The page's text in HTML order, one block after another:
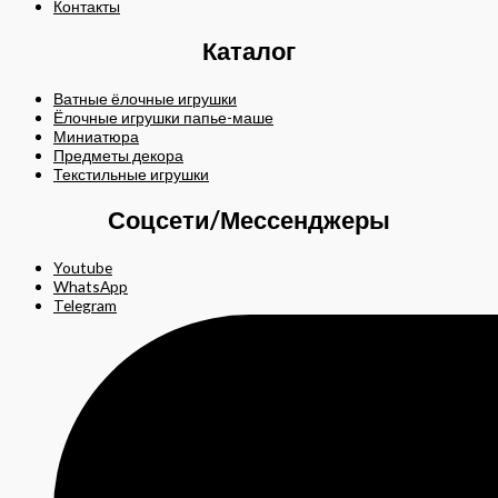
Контакты
Каталог
Ватные ёлочные игрушки
Ёлочные игрушки папье-маше
Миниатюра
Предметы декора
Текстильные игрушки
Соцсети/Мессенджеры
Youtube
WhatsApp
Telegram